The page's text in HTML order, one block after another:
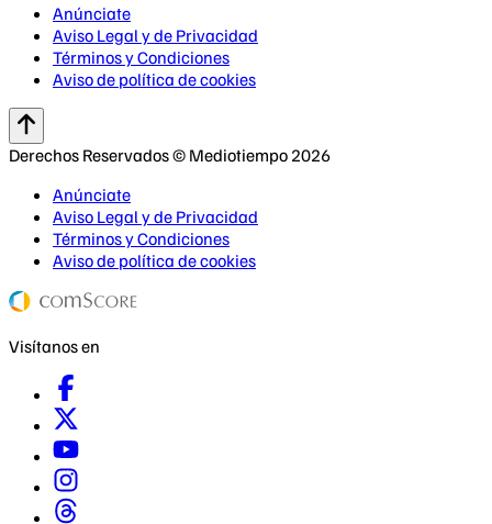
Anúnciate
Aviso Legal y de Privacidad
Términos y Condiciones
Aviso de política de cookies
Derechos Reservados © Mediotiempo 2026
Anúnciate
Aviso Legal y de Privacidad
Términos y Condiciones
Aviso de política de cookies
Visítanos en